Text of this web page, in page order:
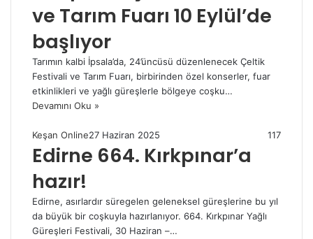
ve Tarım Fuarı 10 Eylül’de
başlıyor
Tarımın kalbi İpsala’da, 24’üncüsü düzenlenecek Çeltik
Festivali ve Tarım Fuarı, birbirinden özel konserler, fuar
etkinlikleri ve yağlı güreşlerle bölgeye coşku…
Devamını Oku »
Keşan Online27 Haziran 2025 117
Edirne 664. Kırkpınar’a
hazır!
Edirne, asırlardır süregelen geleneksel güreşlerine bu yıl
da büyük bir coşkuyla hazırlanıyor. 664. Kırkpınar Yağlı
Güreşleri Festivali, 30 Haziran –…